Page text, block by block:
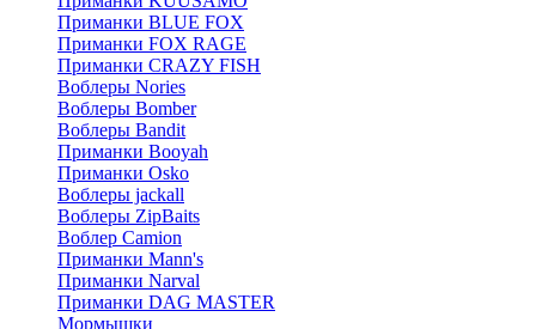
Приманки BLUE FOX
Приманки FOX RAGE
Приманки CRAZY FISH
Воблеры Nories
Воблеры Bomber
Воблеры Bandit
Приманки Booyah
Приманки Osko
Воблеры jackall
Воблеры ZipBaits
Воблер Camion
Приманки Mann's
Приманки Narval
Приманки DAG MASTER
Мормышки